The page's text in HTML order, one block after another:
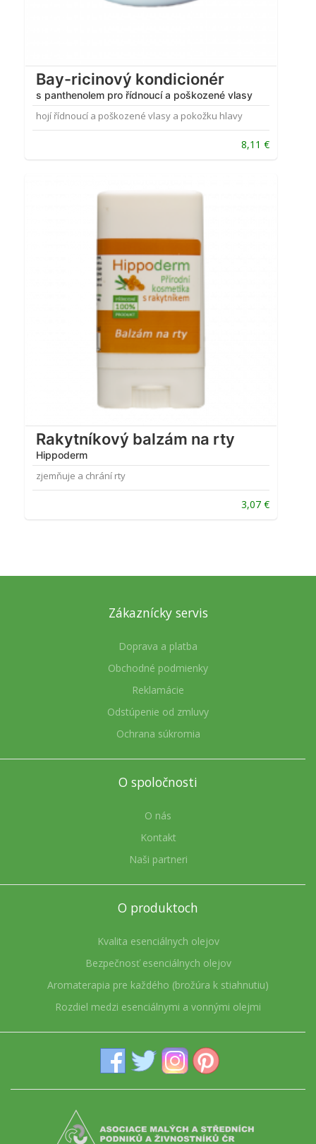
Bay-ricinový kondicionér
s panthenolem pro řídnoucí a poškozené vlasy
hojí řídnoucí a poškozené vlasy a pokožku hlavy
8,11 €
Rakytníkový balzám na rty
Hippoderm
zjemňuje a chrání rty
3,07 €
Zákaznícky servis
Doprava a platba
Obchodné podmienky
Reklamácie
Odstúpenie od zmluvy
Ochrana súkromia
O spoločnosti
O nás
Kontakt
Naši partneri
O produktoch
Kvalita esenciálnych olejov
Bezpečnosť esenciálnych olejov
Aromaterapia pre každého (brožúra k stiahnutiu)
Rozdiel medzi esenciálnymi a vonnými olejmi